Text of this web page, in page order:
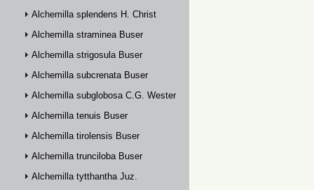
Alchemilla splendens H. Christ
Alchemilla straminea Buser
Alchemilla strigosula Buser
Alchemilla subcrenata Buser
Alchemilla subglobosa C.G. Westerlund
Alchemilla tenuis Buser
Alchemilla tirolensis Buser
Alchemilla trunciloba Buser
Alchemilla tytthantha Juz.